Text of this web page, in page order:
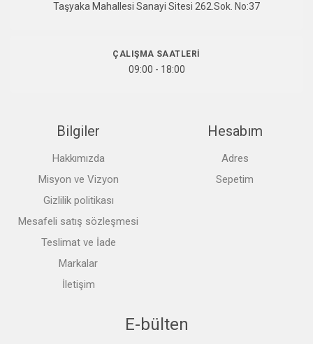
Taşyaka Mahallesi Sanayi Sitesi 262.Sok. No:37
ÇALIŞMA SAATLERI
09:00 - 18:00
Bilgiler
Hakkımızda
Misyon ve Vizyon
Gizlilik politikası
Mesafeli satış sözleşmesi
Teslimat ve İade
Markalar
İletişim
Hesabım
Adres
Sepetim
E-bülten